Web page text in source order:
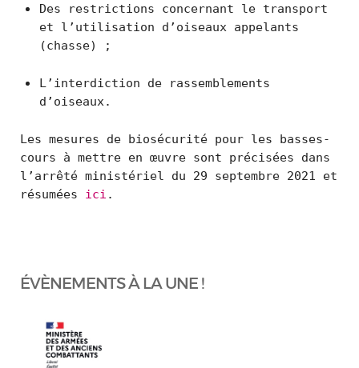
Des restrictions concernant le transport
et l’utilisation d’oiseaux appelants
(chasse) ;
L’interdiction de rassemblements
d’oiseaux.
Les mesures de biosécurité pour les basses-
cours à mettre en œuvre sont précisées dans
l’arrêté ministériel du 29 septembre 2021 et
résumées ici .
ÉVÈNEMENTS À LA UNE !